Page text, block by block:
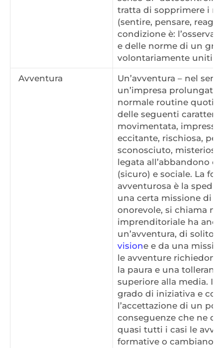
tratta di sopprimere i
(sentire, pensare,
condizione è:
e delle norme di un
volontariamente uniti e
Avventura
Un’avventura – nel
un’impresa prolungata
normale routine
delle seguenti
movimentata,
eccitante, rischiosa,
sconosciuto,
legata all’abbandono
(sicuro) e sociale. La
avventurosa è la
una certa missione di
onorevole, si chiama
imprenditoriale ha
un’avventura, di solito
visione e da una
le avventure
la paura e una
superiore alla media. Il
grado di iniziativa e
l’accettazione di un
conseguenze che ne
quasi tutti i casi le
formative o cambiano